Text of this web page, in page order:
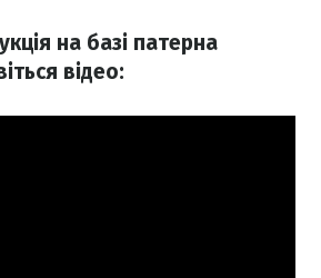
на базі патерна
відео: